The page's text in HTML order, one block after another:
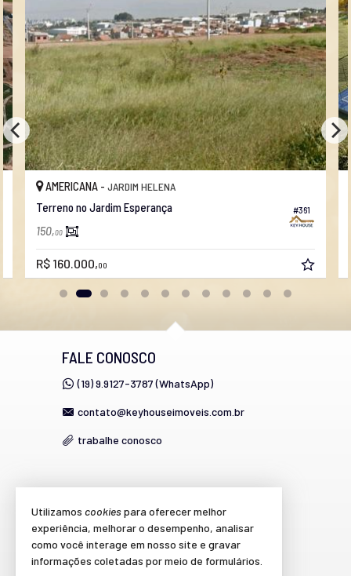
#361
AMERICANA - JARDIM HELENA
Terreno no Jardim Esperança
150,00
R$ 160.000,00
FALE CONOSCO
(19) 9.9127-3787 (WhatsApp)
contato@keyhouseimoveis.com.br
trabalhe conosco
cadastre seu imóvel
imóveis favoritos
Utilizamos cookiespara oferecer melhor
experiência, melhorar o desempenho, analisar
como você interage em nosso site e gravar
informações coletadas por meio de formulários.